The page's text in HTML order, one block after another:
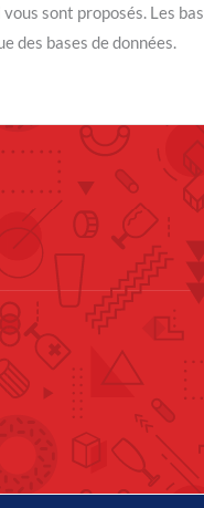
sont proposés. Les
bases de données.